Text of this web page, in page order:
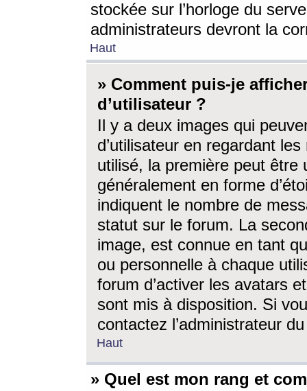
stockée sur l’horloge du
administrateurs devront la
Haut
» Comment puis-je
d’utilisateur ?
Il y a deux images qui
d’utilisateur en regardant
utilisé, la première peut être
généralement en forme
indiquent le nombre de
statut sur le forum. La
image, est connue en tant
ou personnelle à chaque
forum d’activer les avatars
sont mis à disposition. Si
contactez l’administrateur
Haut
» Quel est mon rang et